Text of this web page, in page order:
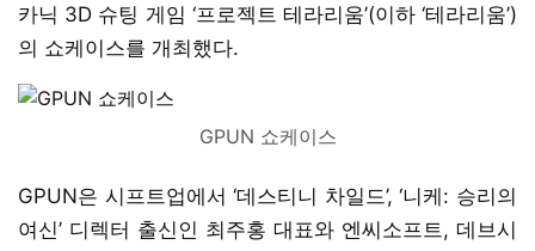
카닉 3D 슈팅 게임 ‘프로젝트 테라리움’(이하 ‘테라리움’)
의 쇼케이스를 개최했다.
GPUN 쇼케이스
GPUN은 시프트업에서 ‘데스티니 차일드’, ‘니케: 승리의
여신’ 디렉터 출신인 최주홍 대표와 엔씨소프트, 데브시